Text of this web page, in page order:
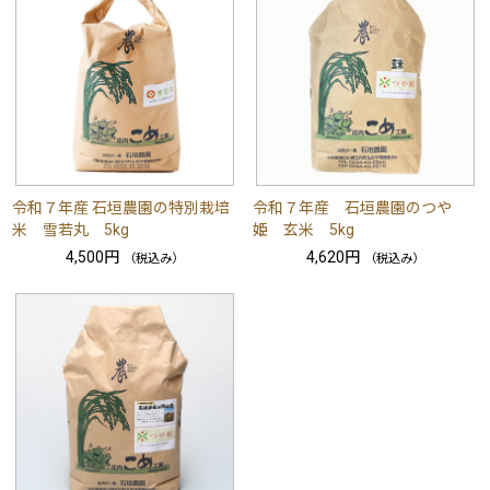
令和７年産 石垣農園の特別栽培
米 雪若丸 5kg
4,500円
（税込み）
令和７年産 石垣農園のつや
姫 玄米 5kg
4,620円
（税込み）